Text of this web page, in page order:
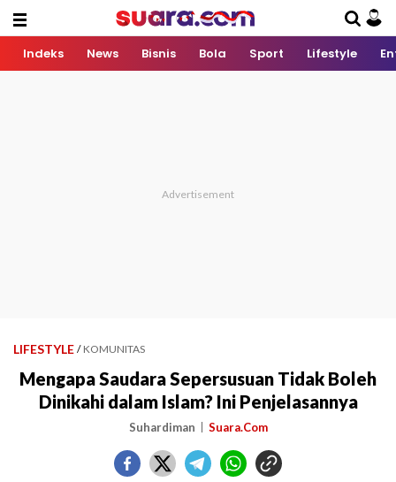
Indeks News Bisnis Bola Sport Lifestyle
LIFESTYLE / KOMUNITAS
Mengapa Saudara Sepersusuan Tidak Boleh
Dinikahi dalam Islam? Ini Penjelasannya
Suhardiman Suara.Com